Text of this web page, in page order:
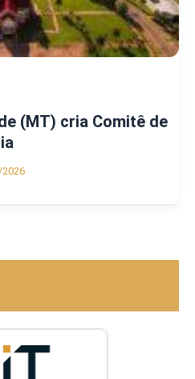
(MT) cria Comitê de